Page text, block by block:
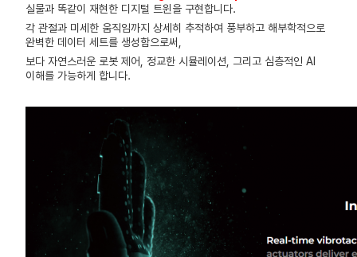
실물과 똑같이 재현한 디지털 트윈을 구현합니다.
각 관절과 미세한 움직임까지 상세히 추적하여 풍부하고 해부학적으로
완벽한 데이터 세트를 생성함으로써,
보다 자연스러운 로봇 제어, 정교한 시뮬레이션, 그리고 심층적인 AI
이해를 가능하게 합니다.